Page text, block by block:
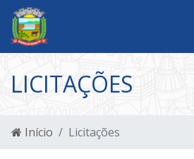
LICITAÇÕES
Início Licitações